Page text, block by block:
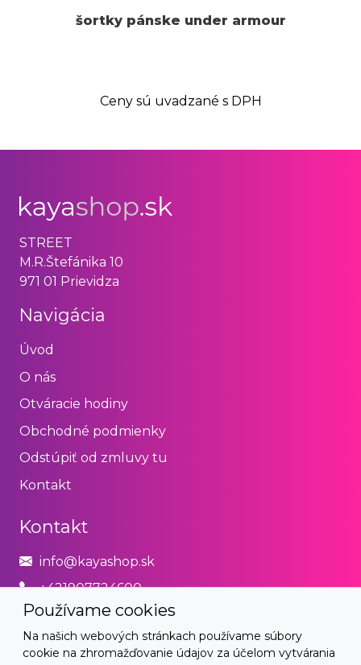
šortky pánske under armour
Ceny sú uvadzané s DPH
Používame cookies
Na našich webových stránkach používame súbory
cookie na zhromažďovanie údajov za účelom vytvárania
STREET
M.R.Štefánika 10
971 01 Prievidza
Navigácia
Úvod
O nás
Otváracie hodiny
Obchodné podmienky
Odstúpiť od zmluvy tu
Kontakt
Kontakt
info@kayashop.sk
+421907724600
Právne